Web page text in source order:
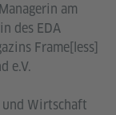
am
des EDA
Frame[less]
e.V.
Wirtschaft